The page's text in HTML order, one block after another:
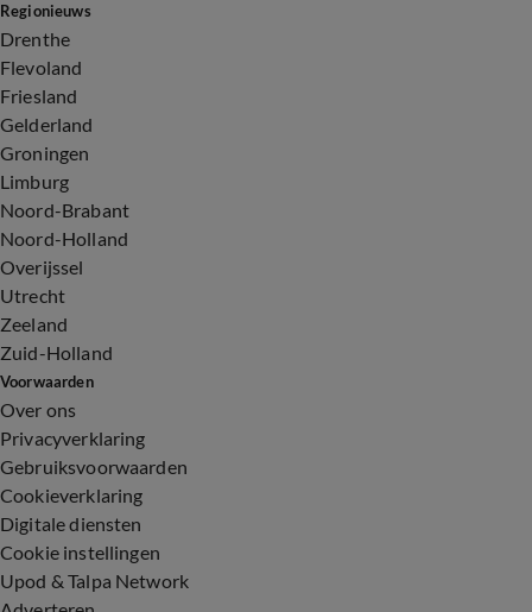
Regionieuws
Drenthe
Flevoland
Friesland
Gelderland
Groningen
Limburg
Noord-Brabant
Noord-Holland
Overijssel
Utrecht
Zeeland
Zuid-Holland
Voorwaarden
Over ons
Privacyverklaring
Gebruiksvoorwaarden
Cookieverklaring
Digitale diensten
Cookie instellingen
Upod & Talpa Network